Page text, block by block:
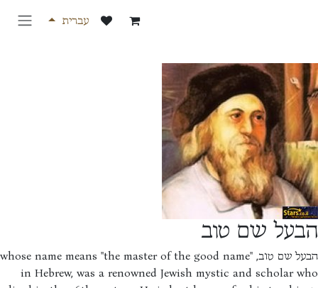
עברית
שם טוב
הבעל שם טוב, whose name means "the master of the good name"
in Hebrew, was a renowned Jewish mystic and scholar